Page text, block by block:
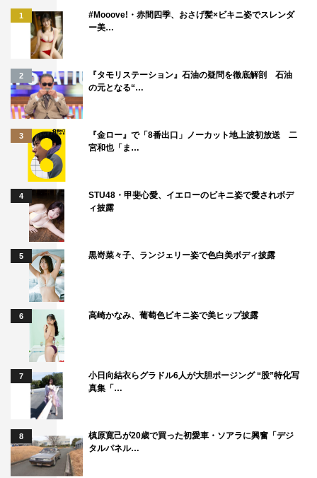
1
#Mooove!・赤間四季、おさげ髪×ビキニ姿でスレンダ
ー美…
2
『タモリステーション』石油の疑問を徹底解剖 石油
の元となる“…
3
『金ロー』で「8番出口」ノーカット地上波初放送 二
宮和也「ま…
4
STU48・甲斐心愛、イエローのビキニ姿で愛されボデ
ィ披露
5 黒嵜菜々子、ランジェリー姿で色白美ボディ披露
6 高崎かなみ、葡萄色ビキニ姿で美ヒップ披露
7
小日向結衣らグラドル6人が大胆ポージング “股”特化写
真集「…
8
槙原寛己が20歳で買った初愛車・ソアラに興奮「デジ
タルパネル…